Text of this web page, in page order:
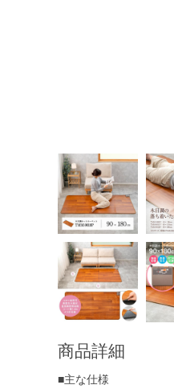
商品詳細
■主な仕様